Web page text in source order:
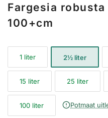
Fargesia robusta
100+cm
1 liter 2½ liter
15 liter 25 liter
100 liter Potmaat